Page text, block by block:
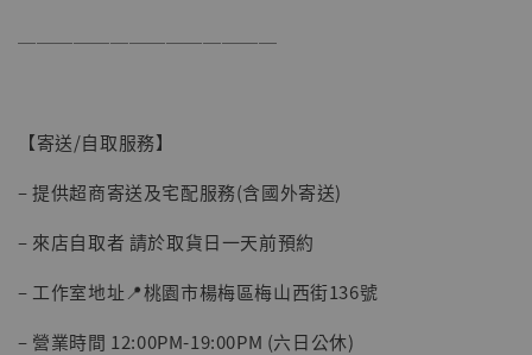
──────────────
【寄送/自取服務】
– 提供超商寄送及宅配服務(含國外寄送)
– 來店自取者 請於取貨日一天前預約
– 工作室地址📍桃園市楊梅區梅山西街136號
– 營業時間 12:00PM-19:00PM (六日公休)